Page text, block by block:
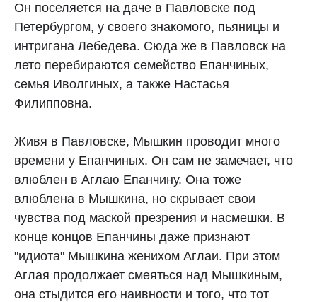
Он поселяется на даче в Павловске под
Петербургом, у своего знакомого, пьяницы и
интригана Лебедева. Сюда же в Павловск на
лето перебираются семейство Епанчиных,
семья Иволгиных, а также Настасья
Филипповна.
Живя в Павловске, Мышкин проводит много
времени у Епанчиных. Он сам не замечает, что
влюблен в Аглаю Епанчину. Она тоже
влюблена в Мышкина, но скрывает свои
чувства под маской презрения и насмешки. В
конце концов Епанчины даже признают
"идиота" Мышкина женихом Аглаи. При этом
Аглая продолжает смеяться над Мышкиным,
она стыдится его наивности и того, что тот